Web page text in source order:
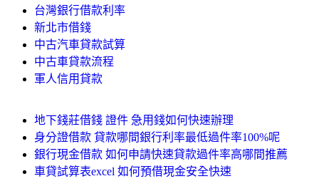
台灣銀行借款利率
新北市借錢
中古汽車貸款試算
中古車貸款流程
軍人信用貸款
地下錢莊借錢 證件 急用錢如何快速辦理
身分證借款 貸款哪間銀行利率最低過件率100%呢
銀行現金借款 如何申請快速貸款過件率高哪間推薦
車貸試算表excel 如何預借現金安全快速